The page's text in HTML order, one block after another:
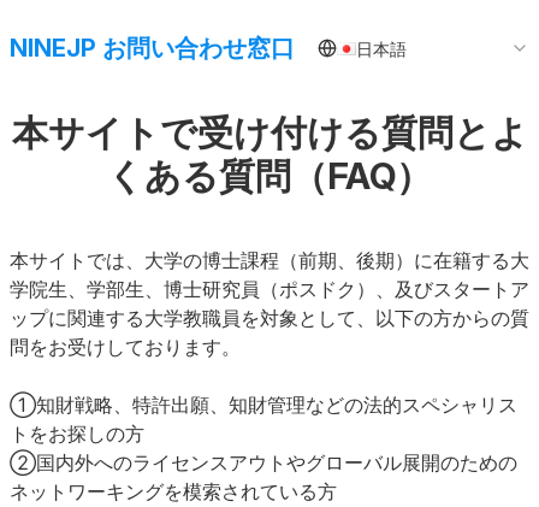
NINEJP お問い合わせ窓口 日本語
本サイトで受け付ける質問とよ
くある質問（FAQ）
本サイトでは、大学の博士課程（前期、後期）に在籍する大
学院生、学部生、博士研究員（ポスドク）、及びスタートア
ップに関連する大学教職員を対象として、以下の方からの質
問をお受けしております。
①知財戦略、特許出願、知財管理などの法的スペシャリス
トをお探しの方
②国内外へのライセンスアウトやグローバル展開のための
ネットワーキングを模索されている方